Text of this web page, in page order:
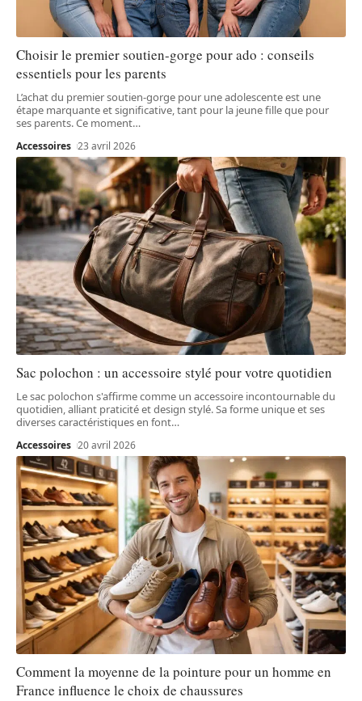
Choisir le premier soutien-gorge pour ado : conseils
essentiels pour les parents
L’achat du premier soutien-gorge pour une adolescente est une
étape marquante et significative, tant pour la jeune fille que pour
ses parents. Ce moment…
Accessoires 23 avril 2026
Sac polochon : un accessoire stylé pour votre quotidien
Le sac polochon s'affirme comme un accessoire incontournable du
quotidien, alliant praticité et design stylé. Sa forme unique et ses
diverses caractéristiques en font…
Accessoires 20 avril 2026
Comment la moyenne de la pointure pour un homme en
France influence le choix de chaussures